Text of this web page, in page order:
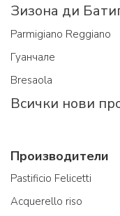
Зизона ди
Parmigiano Reggiano
Гуанчале
Bresaola
Всички нови
Производители
Pastificio Felicetti
Acquerello riso